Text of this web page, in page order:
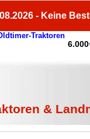
- Keine
&